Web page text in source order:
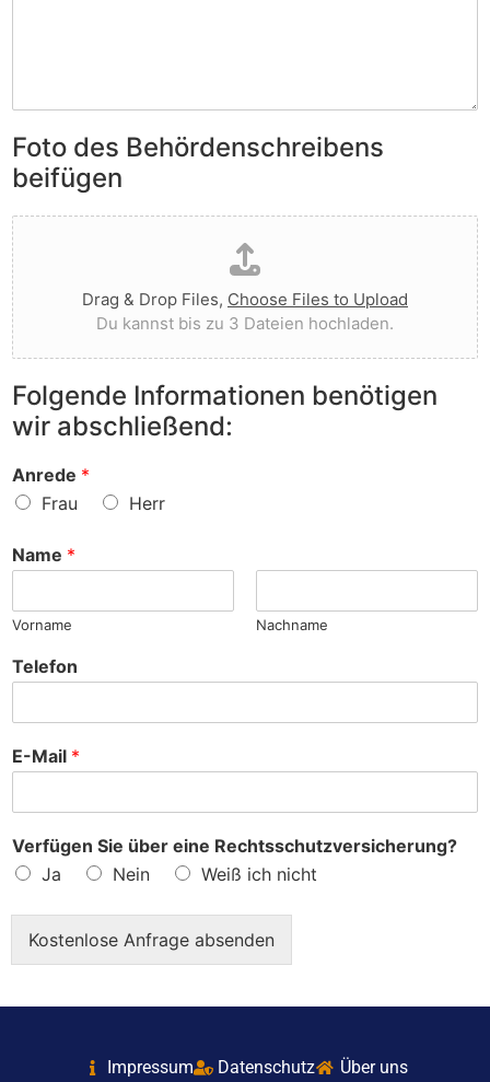
v
o
r
g
e
w
o
r
f
e
n
?
l
i
e
t
I
h
n
e
n
v
o
r
?
e
A
n
e
r
k
u
n
g
e
n
z
u
S
a
c
e
Foto des Behördenschreibens
beifügen
D
a
t
e
i
h
o
h
l
d
e
n
Drag & Drop Files, Choose Files to Upload
Du kannst bis zu 3 Dateien hochladen.
Folgende Informationen benötigen
wir abschließend:
Anrede *
Frau
Herr
Name *
Vorname Nachname
Telefon
E-Mail *
Verfügen Sie über eine Rechtsschutzversicherung?
Ja
Nein Weiß ich nicht
Kostenlose Anfrage absenden
Impressum Datenschutz Über uns